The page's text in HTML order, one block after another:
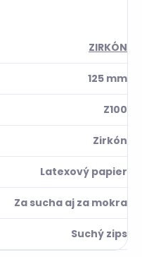
ZIRKÓN
125 mm
Z100
Zirkón
Latexový papier
Za sucha aj za mokra
Suchý zips